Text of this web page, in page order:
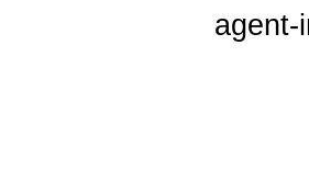
agent-